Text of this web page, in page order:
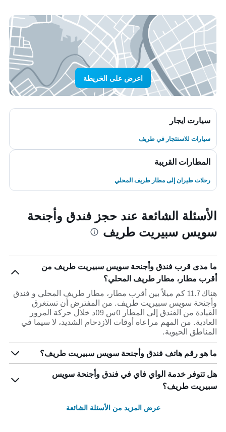
اعرض على الخريطة
سيارت ايجار
سيارات للاستئجار في طريف‎
المطارات القريبة
رحلات طيران إلى مطار طريف المحلي
الأسئلة الشائعة عند حجز فندق وأجنحة
سويس سبيريت طريف
ما مدى قرب فندق وأجنحة سويس سبيريت طريف من
أقرب مطار، مطار طريف المحلي؟
هناك 11.7 كم ميلاً بين أقرب مطار، مطار طريف المحلي و فندق
وأجنحة سويس سبيريت طريف. من المفترض أن تستغرق
القيادة من الفندق إلى المطار 0س 09د خلال حركة المرور
العادية. من المهم مراعاة أوقات الازدحام الشديد، لا سيما في
المناطق الحيوية.
ما هو رقم هاتف فندق وأجنحة سويس سبيريت طريف؟
هل تتوفر خدمة الواي فاي في فندق وأجنحة سويس
سبيريت طريف؟
عرض المزيد من الأسئلة الشائعة